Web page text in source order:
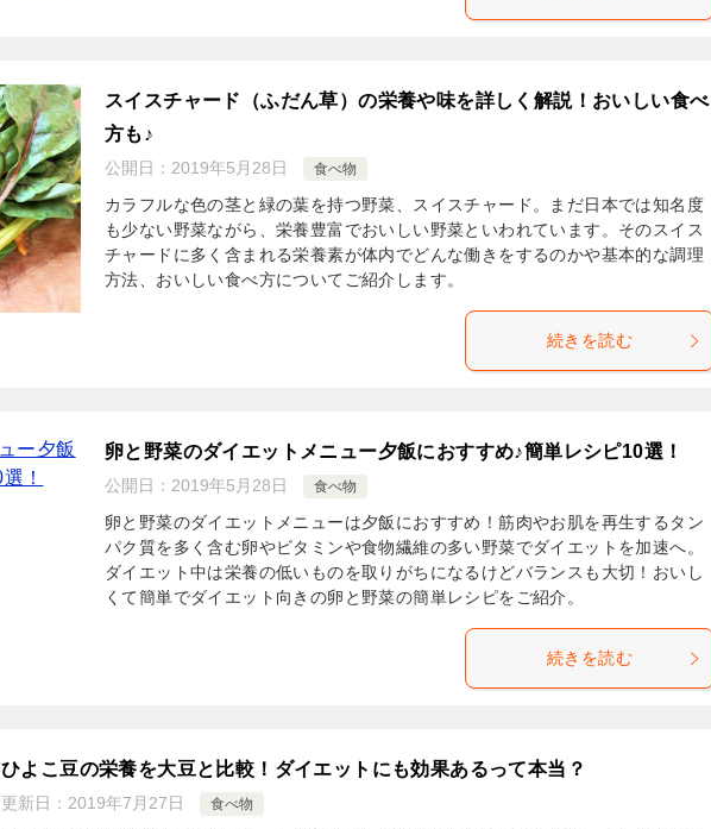
スイスチャード（ふだん草）の栄養や味を詳しく解説！おいしい食べ
方も♪
公開日： 2019年5月28日 食べ物
カラフルな色の茎と緑の葉を持つ野菜、スイスチャード。まだ日本では知名度
も少ない野菜ながら、栄養豊富でおいしい野菜といわれています。そのスイス
チャードに多く含まれる栄養素が体内でどんな働きをするのかや基本的な調理
方法、おいしい食べ方についてご紹介します。
続きを読む
卵と野菜のダイエットメニュー夕飯におすすめ♪簡単レシピ10選！
公開日： 2019年5月28日 食べ物
卵と野菜のダイエットメニューは夕飯におすすめ！筋肉やお肌を再生するタン
パク質を多く含む卵やビタミンや食物繊維の多い野菜でダイエットを加速へ。
ダイエット中は栄養の低いものを取りがちになるけどバランスも大切！おいし
くて簡単でダイエット向きの卵と野菜の簡単レシピをご紹介。
続きを読む
ひよこ豆の栄養を大豆と比較！ダイエットにも効果あるって本当？
更新日： 2019年7月27日 食べ物